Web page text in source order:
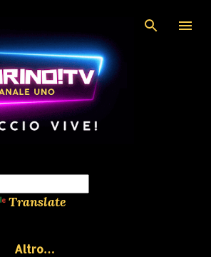
Translate
Altro…